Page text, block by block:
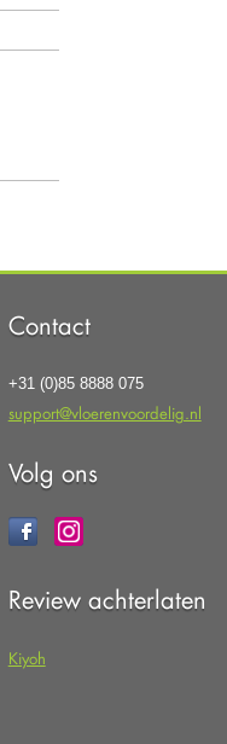
Contact
+31 (0)85 8888 075
support@vloerenvoordelig.nl
Volg ons
Review achterlaten
Kiyoh